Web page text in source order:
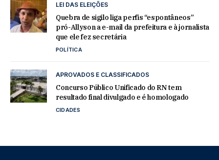
LEI DAS ELEIÇÕES
Quebra de sigilo liga perfis “espontâneos”
pró-Allyson a e-mail da prefeitura e à jornalista
que ele fez secretária
POLÍTICA
APROVADOS E CLASSIFICADOS
Concurso Público Unificado do RN tem
resultado final divulgado e é homologado
CIDADES